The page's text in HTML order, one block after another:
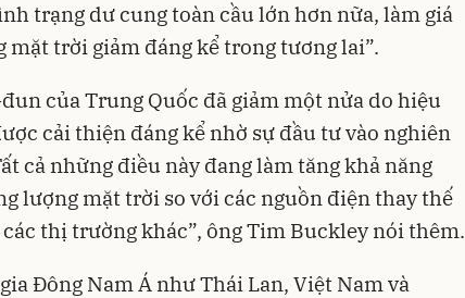
trạng dư cung toàn cầu lớn hơn nữa, làm giá
mặt trời giảm đáng kể trong tương lai”.
của Trung Quốc đã giảm một nửa do hiệu
cải thiện đáng kể nhờ sự đầu tư vào nghiên
cả những điều này đang làm tăng khả năng
lượng mặt trời so với các nguồn điện thay thế
các thị trường khác”, ông Tim Buckley nói thêm.
Đông Nam Á như Thái Lan, Việt Nam và